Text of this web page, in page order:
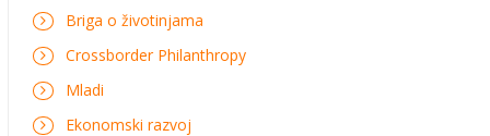
Briga o životinjama
Crossborder Philanthropy
Mladi
Ekonomski razvoj